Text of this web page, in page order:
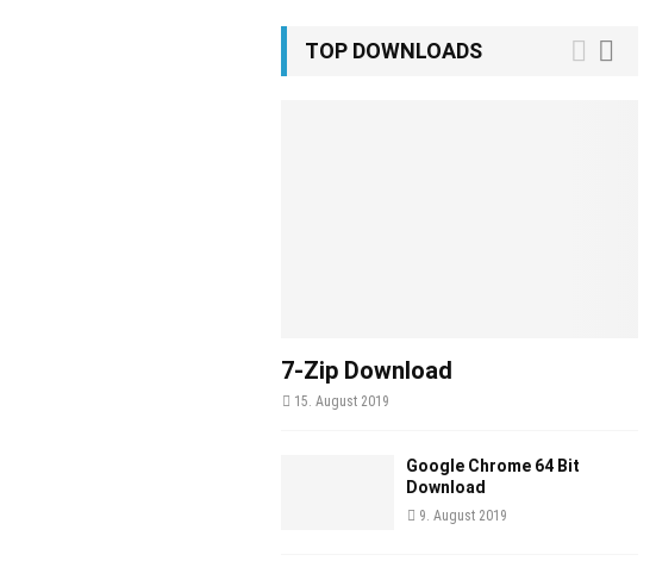
TOP DOWNLOADS
7-Zip Download
15. August 2019
Google Chrome 64 Bit
Download
9. August 2019